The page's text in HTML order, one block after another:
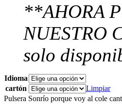
**AHORA
NUESTRO
solo
Idioma
cartón
Limpiar
Pulsera Sonrío porque voy al cole